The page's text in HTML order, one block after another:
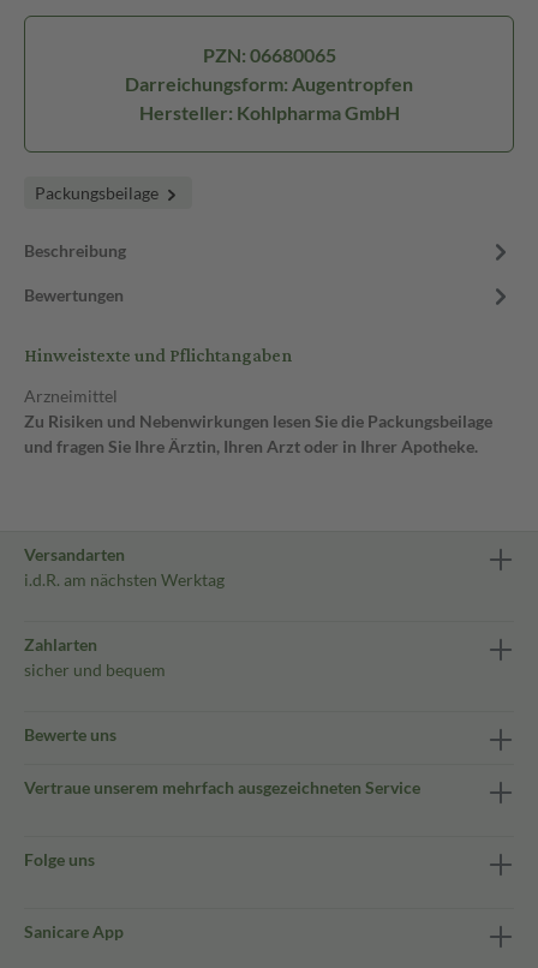
PZN: 06680065
Darreichungsform: Augentropfen
Hersteller: Kohlpharma GmbH
Packungsbeilage
Beschreibung
Bewertungen
Hinweistexte und Pflichtangaben
Arzneimittel
Zu Risiken und Nebenwirkungen lesen Sie die Packungsbeilage
und fragen Sie Ihre Ärztin, Ihren Arzt oder in Ihrer Apotheke.
Versandarten
i.d.R. am nächsten Werktag
Zahlarten
sicher und bequem
Bewerte uns
Vertraue unserem mehrfach ausgezeichneten Service
Folge uns
Sanicare App